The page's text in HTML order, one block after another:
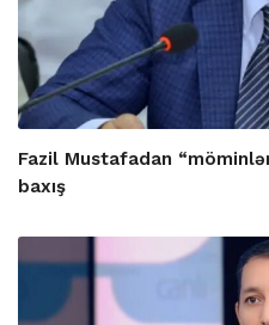
Fazil Mustafadan
baxış